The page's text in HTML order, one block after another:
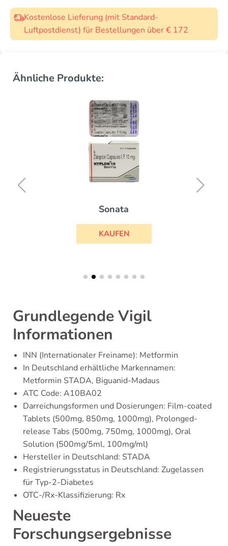
Kostenlose Lieferung (mit Standard-
Luftpostdienst) für Bestellungen über € 172
Ähnliche Produkte:
Sonata
KAUFEN
Grundlegende Vigil
Informationen
INN (Internationaler Freiname): Metformin
In Deutschland erhältliche Markennamen:
Metformin STADA, Biguanid-Madaus
ATC Code: A10BA02
Darreichungsformen und Dosierungen: Film-coated
Tablets (500mg, 850mg, 1000mg), Prolonged-
release Tabs (500mg, 750mg, 1000mg), Oral
Solution (500mg/5ml, 100mg/ml)
Hersteller in Deutschland: STADA
Registrierungsstatus in Deutschland: Zugelassen
für Typ-2-Diabetes
OTC-/Rx-Klassifizierung: Rx
Neueste
Forschungsergebnisse